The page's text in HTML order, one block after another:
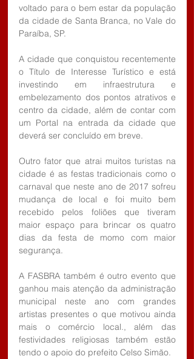
voltado para o bem estar da população
da cidade de Santa Branca, no Vale do
Paraíba, SP.
A cidade que conquistou recentemente
o Título de Interesse Turístico e está
investindo em infraestrutura e
embelezamento dos pontos atrativos e
centro da cidade, além de contar com
um Portal na entrada da cidade que
deverá ser concluído em breve.
Outro fator que atrai muitos turistas na
cidade é as festas tradicionais como o
carnaval que neste ano de 2017 sofreu
mudança de local e foi muito bem
recebido pelos foliões que tiveram
maior espaço para brincar os quatro
dias da festa de momo com maior
segurança.
A FASBRA também é outro evento que
ganhou mais atenção da administração
municipal neste ano com grandes
artistas presentes o que motivou ainda
mais o comércio local., além das
festividades religiosas também estão
tendo o apoio do prefeito Celso Simão.